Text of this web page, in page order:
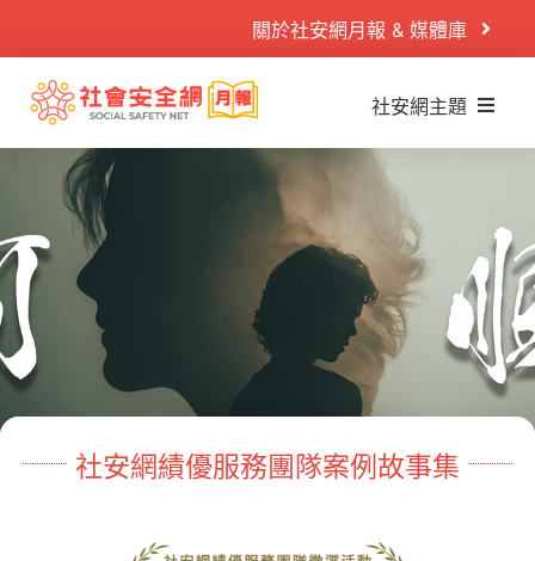
content
關於社安網月報 & 媒體庫
什麼是社安網
社安網運作
社安閱讀室
社安播映室
秒懂懶人包
活動專區
社安網主題
Search
首頁
案例故事
目睹兒少
兒少性剝削
童年逆境
社安網績優服務團隊案例故事集